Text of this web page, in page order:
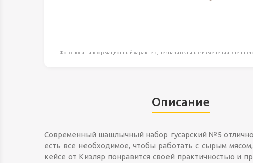
Скобяные изделия
Электротовары
Фото носят информационный характер, незначительные изменения
Описание
Современный шашлычный набор гусарский №5
есть все необходимое, чтобы работать с сырым
кейсе от Кизляр понравится своей практичностью и